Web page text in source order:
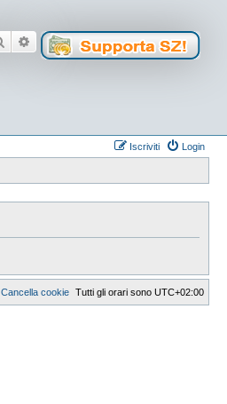
Cerca Ricerca avanzata
Login
Iscriviti
Tutti gli orari sono UTC+02:00
Cancella cookie